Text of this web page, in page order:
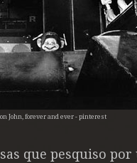
John, forever and ever - pinterest
que pesquiso